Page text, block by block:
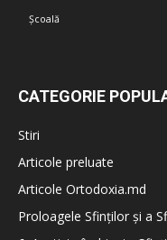
Școală
CATEGORIE
Stiri
Articole preluate
Articole Ortodoxia.md
Proloagele Sfinților și a